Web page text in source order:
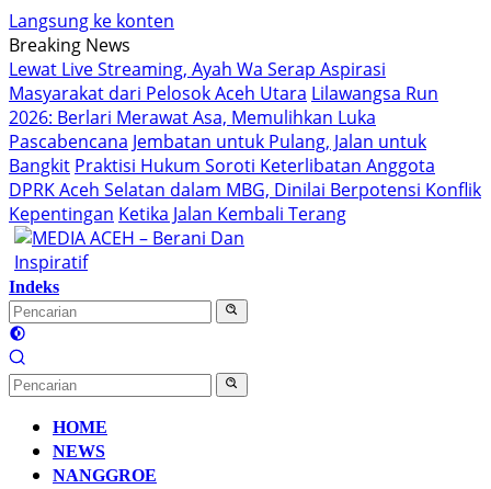
Langsung ke konten
Breaking News
Lewat Live Streaming, Ayah Wa Serap Aspirasi
Masyarakat dari Pelosok Aceh Utara Lilawangsa Run
2026: Berlari Merawat Asa, Memulihkan Luka
Pascabencana Jembatan untuk Pulang, Jalan untuk
Bangkit Praktisi Hukum Soroti Keterlibatan Anggota
DPRK Aceh Selatan dalam MBG, Dinilai Berpotensi Konflik
Kepentingan Ketika Jalan Kembali Terang
Indeks
HOME
NEWS
NANGGROE